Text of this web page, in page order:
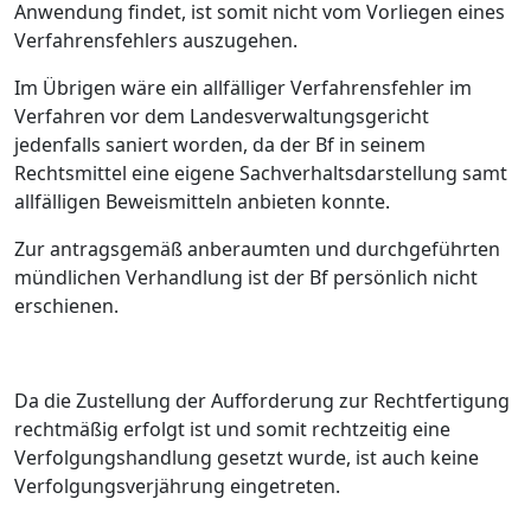
Anwendung findet, ist somit nicht vom Vorliegen eines
Verfahrensfehlers auszugehen.
Im Übrigen wäre ein allfälliger Verfahrensfehler im
Verfahren vor dem Landesverwaltungsgericht
jedenfalls saniert worden, da der Bf in seinem
Rechtsmittel eine eigene Sachverhaltsdarstellung samt
allfälligen Beweismitteln anbieten konnte.
Zur antragsgemäß anberaumten und durchgeführten
mündlichen Verhandlung ist der Bf persönlich nicht
erschienen.
Da die Zustellung der Aufforderung zur Rechtfertigung
rechtmäßig erfolgt ist und somit rechtzeitig eine
Verfolgungshandlung gesetzt wurde, ist auch keine
Verfolgungsverjährung eingetreten.